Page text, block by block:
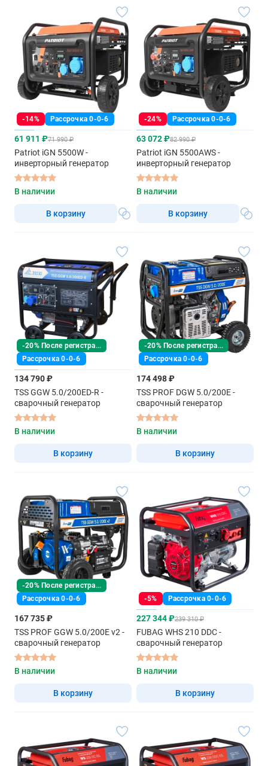
-14% Рассрочка 0-0-6
61 911 ₽71 990 ₽
Patriot iGN 5500W -
инверторный генератор
В наличии
В корзину
-24% Рассрочка 0-0-6
63 072 ₽82 990 ₽
Patriot iGN 5500AWS -
инверторный генератор
В наличии
В корзину
-20% После регистрации
Рассрочка 0-0-6
134 790 ₽
TSS GGW 5.0/200ED-R -
сварочный генератор
В наличии
В корзину
-20% После регистрации
Рассрочка 0-0-6
174 498 ₽
TSS PROF DGW 5.0/200E -
сварочный генератор
В наличии
В корзину
-20% После регистрации
Рассрочка 0-0-6
167 735 ₽
TSS PROF GGW 5.0/200E v2 -
сварочный генератор
В наличии
В корзину
-5% Рассрочка 0-0-6
227 344 ₽239 310 ₽
FUBAG WHS 210 DDC -
сварочный генератор
В наличии
В корзину